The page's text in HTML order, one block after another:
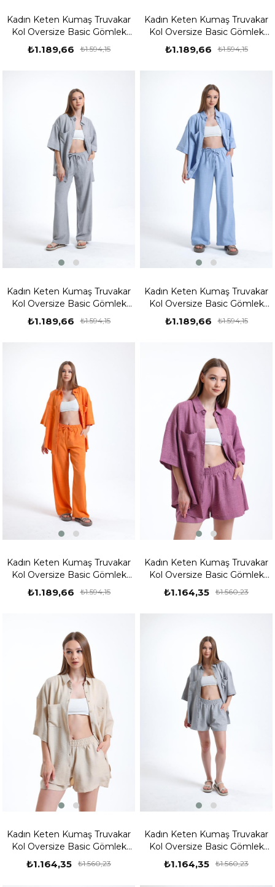
Kadın Keten Kumaş Truvakar
Kol Oversize Basic Gömlek
Şort Gül Kurusu İkili Takım
₺1.189,66 ₺1.594,15
Kadın Keten Kumaş Truvakar
Kol Oversize Basic Gömlek
Şort Bej İkili Takım
₺1.189,66 ₺1.594,15
Kadın Keten Kumaş Truvakar
Kol Oversize Basic Gömlek
Şort Gri İkili Takım
₺1.189,66 ₺1.594,15
Kadın Keten Kumaş Truvakar
Kol Oversize Basic Gömlek
Şort Mavi İkili Takım
₺1.189,66 ₺1.594,15
Kadın Keten Kumaş Truvakar
Kol Oversize Basic Gömlek
Şort Turuncu İkili Takım
₺1.189,66 ₺1.594,15
Kadın Keten Kumaş Truvakar
Kol Oversize Basic Gömlek
Şort Gül Kurusu İkili Takım
₺1.164,35 ₺1.560,23
Kadın Keten Kumaş Truvakar
Kol Oversize Basic Gömlek
Şort Bej İkili Takım
₺1.164,35 ₺1.560,23
Kadın Keten Kumaş Truvakar
Kol Oversize Basic Gömlek
Şort Gri İkili Takım
₺1.164,35 ₺1.560,23